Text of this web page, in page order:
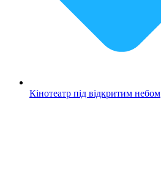
Кінотеатр під відкритим небом